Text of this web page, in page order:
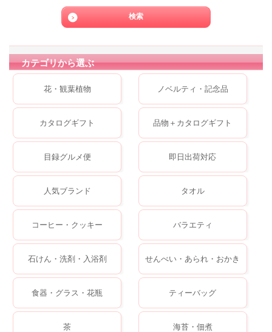
カテゴリから選ぶ
花・観葉植物 ノベルティ・記念品
カタログギフト 品物＋カタログギフト
目録グルメ便 即日出荷対応
人気ブランド タオル
コーヒー・クッキー バラエティ
石けん・洗剤・入浴剤 せんべい・あられ・おかき
食器・グラス・花瓶 ティーバッグ
茶 海苔・佃煮